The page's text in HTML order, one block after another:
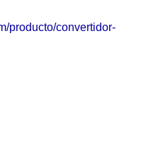
producto/convertidor-